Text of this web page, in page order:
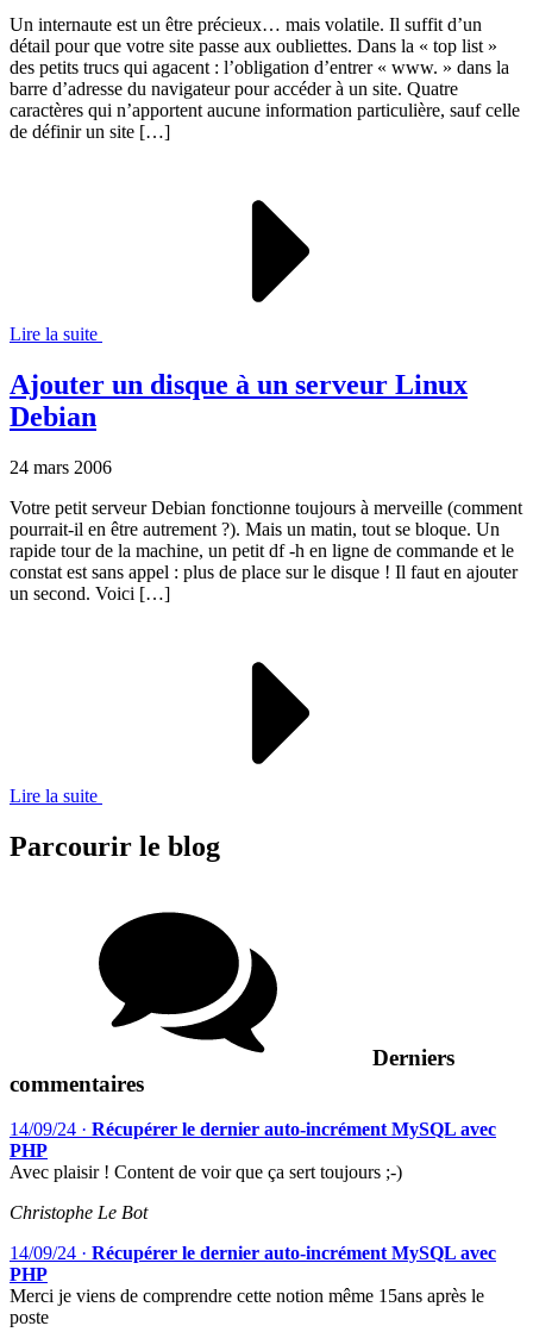
Un internaute est un être précieux… mais volatile. Il suffit d’un
détail pour que votre site passe aux oubliettes. Dans la « top list »
des petits trucs qui agacent : l’obligation d’entrer « www. » dans la
barre d’adresse du navigateur pour accéder à un site. Quatre
caractères qui n’apportent aucune information particulière, sauf celle
de définir un site […]
Lire la suite
Ajouter un disque à un serveur Linux
Debian
24 mars 2006
Votre petit serveur Debian fonctionne toujours à merveille (comment
pourrait-il en être autrement ?). Mais un matin, tout se bloque. Un
rapide tour de la machine, un petit df -h en ligne de commande et le
constat est sans appel : plus de place sur le disque ! Il faut en ajouter
un second. Voici […]
Lire la suite
Parcourir le blog
Derniers
commentaires
14/09/24 · Récupérer le dernier auto-incrément MySQL avec
PHP
Avec plaisir ! Content de voir que ça sert toujours ;-)
Christophe Le Bot
14/09/24 · Récupérer le dernier auto-incrément MySQL avec
PHP
Merci je viens de comprendre cette notion même 15ans après le
poste